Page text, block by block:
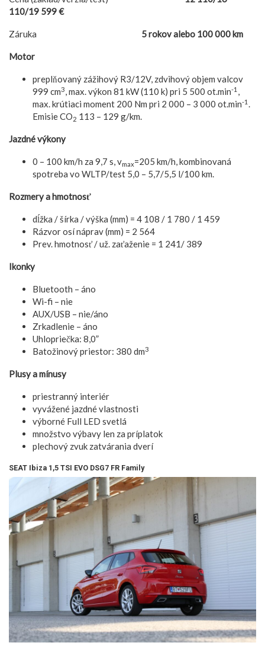
110/19 599 €
Záruka 5 rokov alebo 100 000 km
Motor
preplňovaný zážihový R3/12V, zdvihový objem valcov
999 cm3, max. výkon 81 kW (110 k) pri 5 500 ot.min-1 ,
max. krútiaci moment 200 Nm pri 2 000 – 3 000 ot.min-1 .
Emisie CO2 113 – 129 g/km.
Jazdné výkony
0 – 100 km/h za 9,7 s, vmax=205 km/h, kombinovaná
spotreba vo WLTP/test 5,0 – 5,7/5,5 l/100 km.
Rozmery a hmotnosť
dĺžka / šírka / výška (mm) = 4 108 / 1 780 / 1 459
Rázvor osí náprav (mm) = 2 564
Prev. hmotnosť / už. zaťaženie = 1 241/ 389
Ikonky
Bluetooth – áno
Wi-fi – nie
AUX/USB – nie/áno
Zrkadlenie – áno
Uhlopriečka: 8,0”
Batožinový priestor: 380 dm3
Plusy a mínusy
priestranný interiér
vyvážené jazdné vlastnosti
výborné Full LED svetlá
množstvo výbavy len za príplatok
plechový zvuk zatvárania dverí
SEAT Ibiza 1,5 TSI EVO DSG7 FR Family